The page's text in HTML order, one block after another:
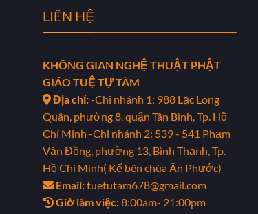
LIÊN HỆ
KHÔNG GIAN NGHỆ THUẬT PHẬT
GIÁO TUỆ TỰ TÂM
Địa chỉ:-Chi nhánh 1: 988 Lạc Long
Quân, phường 8, quận Tân Bình, Tp. Hồ
Chí Minh -Chi nhánh 2: 539 - 541 Phạm
Văn Đồng, phường 13, Bình Thạnh, Tp.
Hồ Chí Minh( Kế bên chùa Ân Phước)
Email:tuetutam678@gmail.com
Giờ làm việc:8:00am- 21:00pm